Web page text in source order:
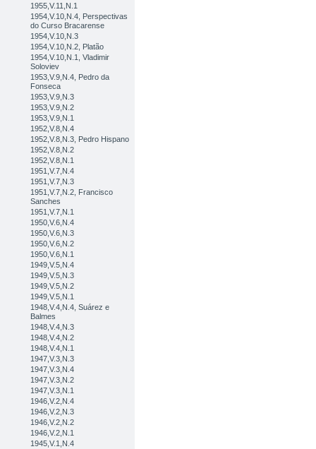
1955,V.11,N.1
1954,V.10,N.4, Perspectivas
do Curso Bracarense
1954,V.10,N.3
1954,V.10,N.2, Platão
1954,V.10,N.1, Vladimir
Soloviev
1953,V.9,N.4, Pedro da
Fonseca
1953,V.9,N.3
1953,V.9,N.2
1953,V.9,N.1
1952,V.8,N.4
1952,V.8,N.3, Pedro Hispano
1952,V.8,N.2
1952,V.8,N.1
1951,V.7,N.4
1951,V.7,N.3
1951,V.7,N.2, Francisco
Sanches
1951,V.7,N.1
1950,V.6,N.4
1950,V.6,N.3
1950,V.6,N.2
1950,V.6,N.1
1949,V.5,N.4
1949,V.5,N.3
1949,V.5,N.2
1949,V.5,N.1
1948,V.4,N.4, Suárez e
Balmes
1948,V.4,N.3
1948,V.4,N.2
1948,V.4,N.1
1947,V.3,N.3
1947,V.3,N.4
1947,V.3,N.2
1947,V.3,N.1
1946,V.2,N.4
1946,V.2,N.3
1946,V.2,N.2
1946,V.2,N.1
1945,V.1,N.4